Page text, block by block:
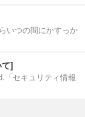
いつの間にかすっか
]
「セキュリティ情報